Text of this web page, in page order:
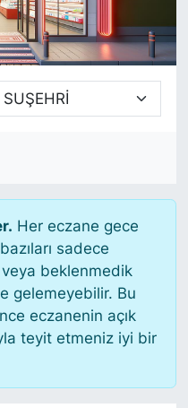
Her eczane gece
sadece
beklenmedik
gelemeyebilir. Bu
eczanenin açık
teyit etmeniz iyi bir